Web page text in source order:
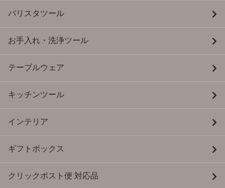
バリスタツール
お手入れ・洗浄ツール
テーブルウェア
キッチンツール
インテリア
ギフトボックス
クリックポスト便 対応品